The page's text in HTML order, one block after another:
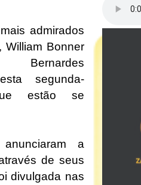
admirados
William Bonner
segunda-
estão se
a
de seus
divulgada nas